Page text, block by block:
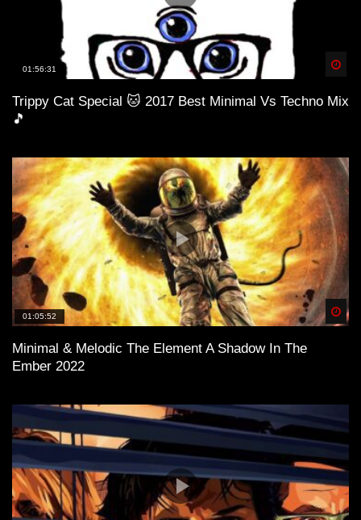
01:56:31
Trippy Cat Special 🐱 2017 Best Minimal Vs Techno Mix
🎵
01:05:52
Minimal & Melodic The Element A Shadow In The
Ember 2022